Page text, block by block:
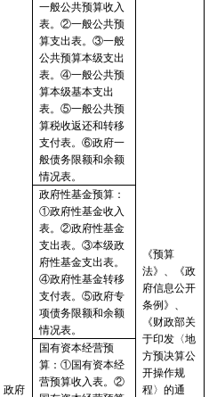
政府
一般公共预算收入
表。②一般公共预
算支出表。③一般
公共预算本级支出
表。④一般公共预
算本级基本支出
表。⑤一般公共预
算税收返还和转移
支付表。⑥政府一
般债务限额和余额
情况表。
《预算
法》、《政
府信息公开
条例》、
《财政部关
于印发〈地
方预决算公
开操作规
程〉的通
政府性基金预算：
①政府性基金收入
表。②政府性基金
支出表。③本级政
府性基金支出表。
④政府性基金转移
支付表。⑤政府专
项债务限额和余额
情况表。
国有资本经营预
算： ①国有资本经
营预算收入表。②